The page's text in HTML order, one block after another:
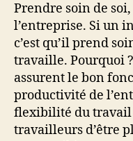
Prendre soin de
l’entreprise. Si un
c’est qu’il prend
travaille. Pourquoi
assurent le bon
productivité de
flexibilité du travail
travailleurs d’être